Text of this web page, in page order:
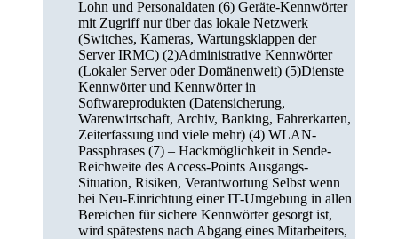
Lohn und Personaldaten (6) Geräte-Kennwörter
mit Zugriff nur über das lokale Netzwerk
(Switches, Kameras, Wartungsklappen der
Server IRMC) (2)Administrative Kennwörter
(Lokaler Server oder Domänenweit) (5)Dienste
Kennwörter und Kennwörter in
Softwareprodukten (Datensicherung,
Warenwirtschaft, Archiv, Banking, Fahrerkarten,
Zeiterfassung und viele mehr) (4) WLAN-
Passphrases (7) – Hackmöglichkeit in Sende-
Reichweite des Access-Points Ausgangs-
Situation, Risiken, Verantwortung Selbst wenn
bei Neu-Einrichtung einer IT-Umgebung in allen
Bereichen für sichere Kennwörter gesorgt ist,
wird spätestens nach Abgang eines Mitarbeiters,